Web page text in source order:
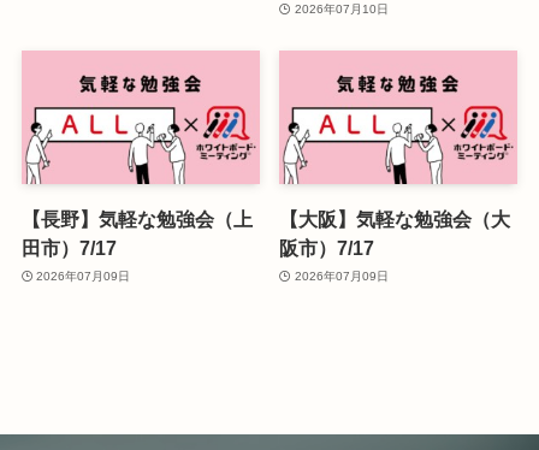
2026年07月10日
【長野】気軽な勉強会（上
田市）7/17
2026年07月09日
【大阪】気軽な勉強会（大
阪市）7/17
2026年07月09日